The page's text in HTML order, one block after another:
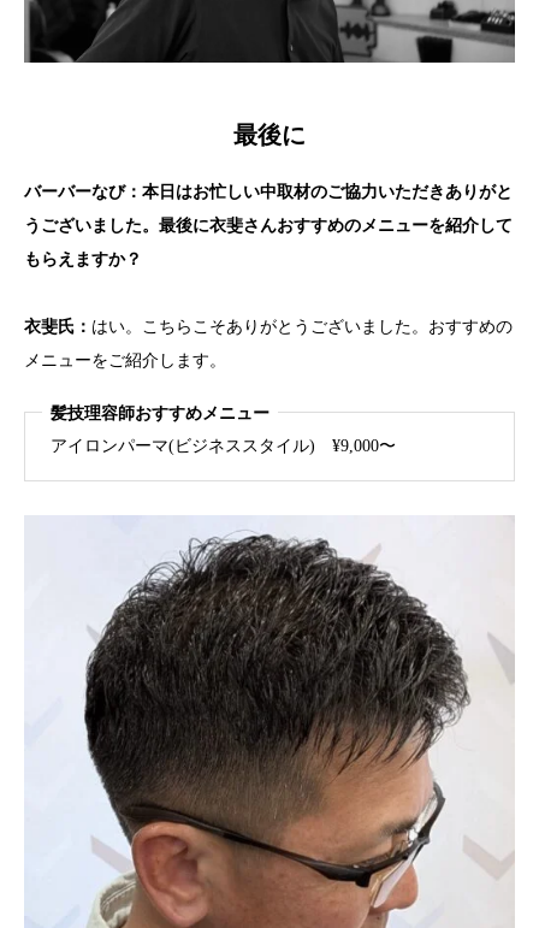
最後に
バーバーなび：本日はお忙しい中取材のご協力いただきありがと
うございました。最後に衣斐さんおすすめのメニューを紹介して
もらえますか？
衣斐氏： はい。こちらこそありがとうございました。おすすめの
メニューをご紹介します。
髪技理容師おすすめメニュー
アイロンパーマ(ビジネススタイル) ¥9,000〜